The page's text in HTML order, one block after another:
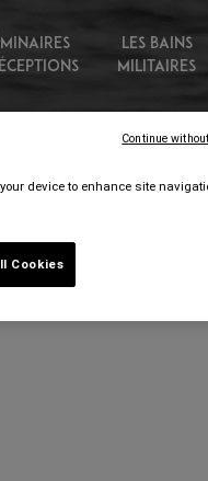
LES BAINS
MILITAIRES
device to enhance site
Cookies
Continue